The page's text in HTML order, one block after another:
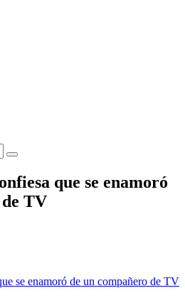
que se enamoró
TV